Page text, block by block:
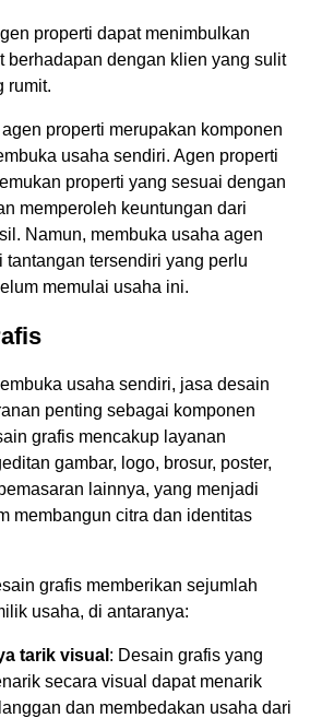
properti dapat menimbulkan
berhadapan dengan klien yang sulit
rumit.
properti merupakan komponen
usaha sendiri. Agen properti
properti yang sesuai dengan
memperoleh keuntungan dari
Namun, membuka usaha agen
tantangan tersendiri yang perlu
memulai usaha ini.
usaha sendiri, jasa desain
penting sebagai komponen
grafis mencakup layanan
gambar, logo, brosur, poster,
lainnya, yang menjadi
membangun citra dan identitas
grafis memberikan sejumlah
usaha, di antaranya:
tarik visual : Desain grafis yang
secara visual dapat menarik
dan membedakan usaha dari